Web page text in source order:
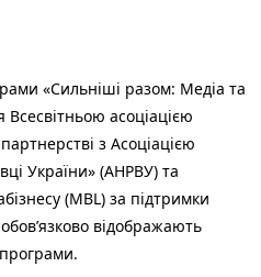
«Сильніші разом: Медіа та
Всесвітньою асоціацією
з Асоціацією
України» (АНРВУ) та
(MBL) за підтримки
відображають